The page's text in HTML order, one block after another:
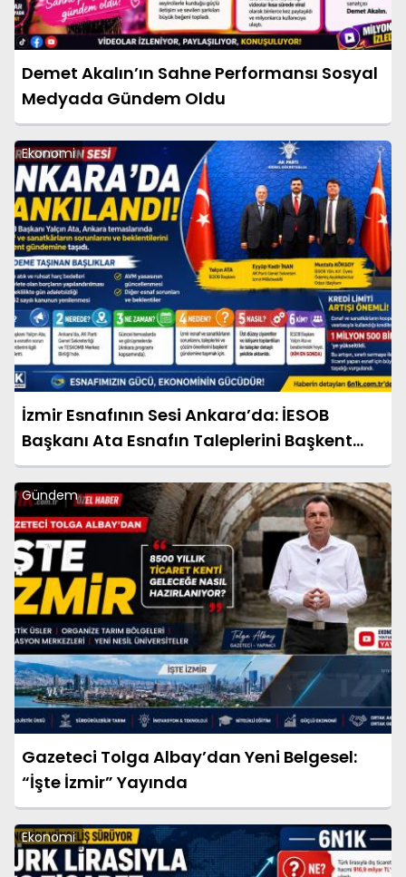
Demet Akalın’ın Sahne Performansı Sosyal
Medyada Gündem Oldu
Ekonomi
İzmir Esnafının Sesi Ankara’da: İESOB
Başkanı Ata Esnafın Taleplerini Başkent
Gündemine Taşıdı
Gündem
Gazeteci Tolga Albay’dan Yeni Belgesel:
“İşte İzmir” Yayında
Ekonomi